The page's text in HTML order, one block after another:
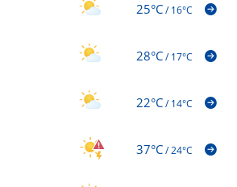
25°C/16°C
28°C/17°C
22°C/14°C
37°C/24°C